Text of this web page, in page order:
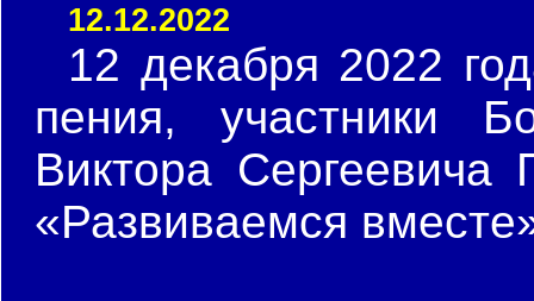
12.12.2022
12 декабря 2022
пения, участники
Виктора
«Развиваемся